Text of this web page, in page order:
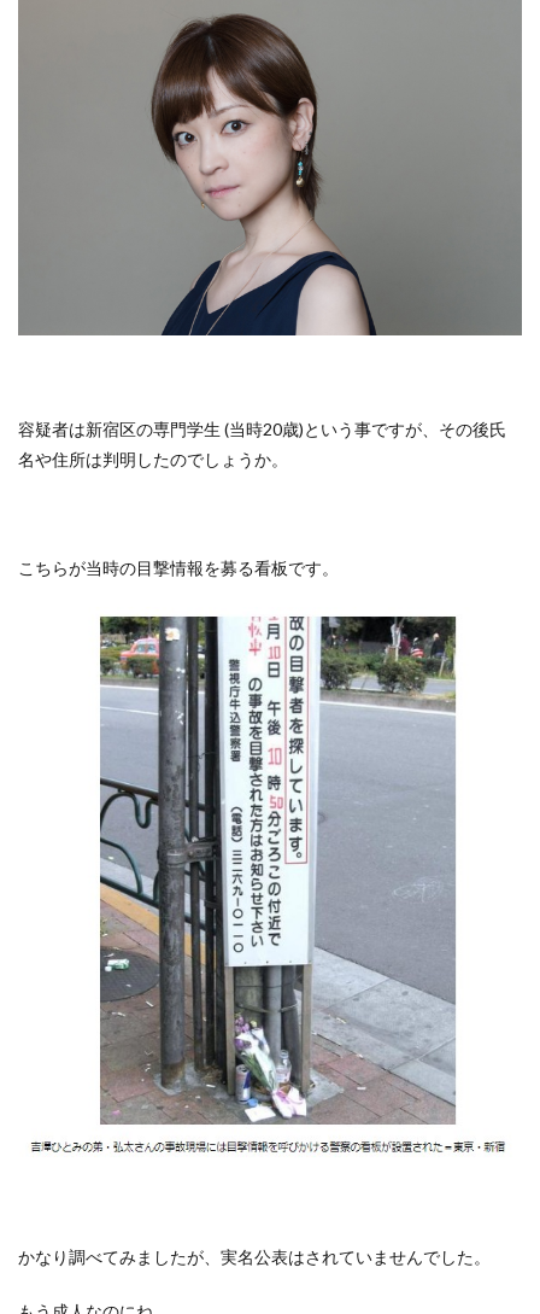
容疑者は新宿区の専門学生 (当時20歳)という事ですが、その後氏
名や住所は判明したのでしょうか。
こちらが当時の目撃情報を募る看板です。
かなり調べてみましたが、実名公表はされていませんでした。